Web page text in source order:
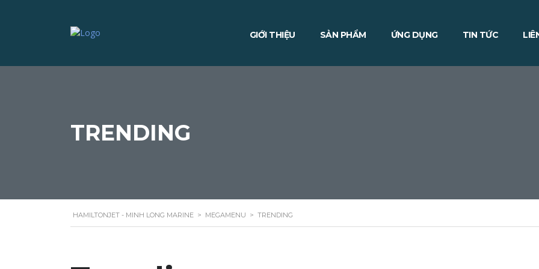
GIỚI THIỆU SẢN PHẨM ỨNG DỤNG TIN TỨC
TRENDING
HAMILTONJET - MINH LONG MARINE > MEGAMENU > TRENDING